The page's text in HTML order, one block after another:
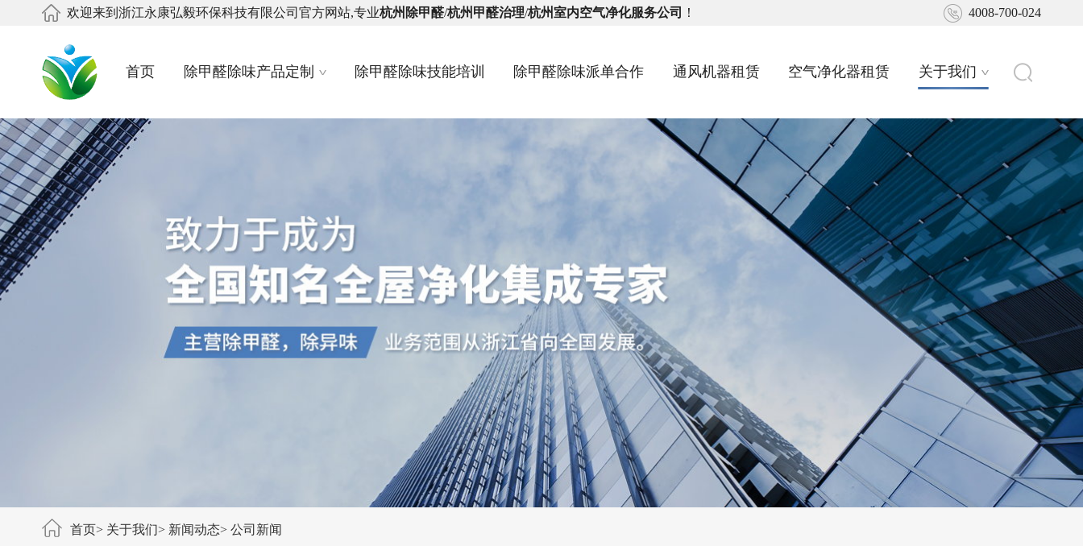
欢迎来到浙江永康弘毅环保科技有限公司官方网站,专业杭州除甲醛/杭州甲醛治理/杭州室内空气净化服务公司 ！ 4008-700-024
首页 除甲醛除味产品定制 除甲醛除味技能培训 除甲醛除味派单合作 通风机器租赁 空气净化器租赁 关于我们
首页> 关于我们> 新闻动态> 公司新闻